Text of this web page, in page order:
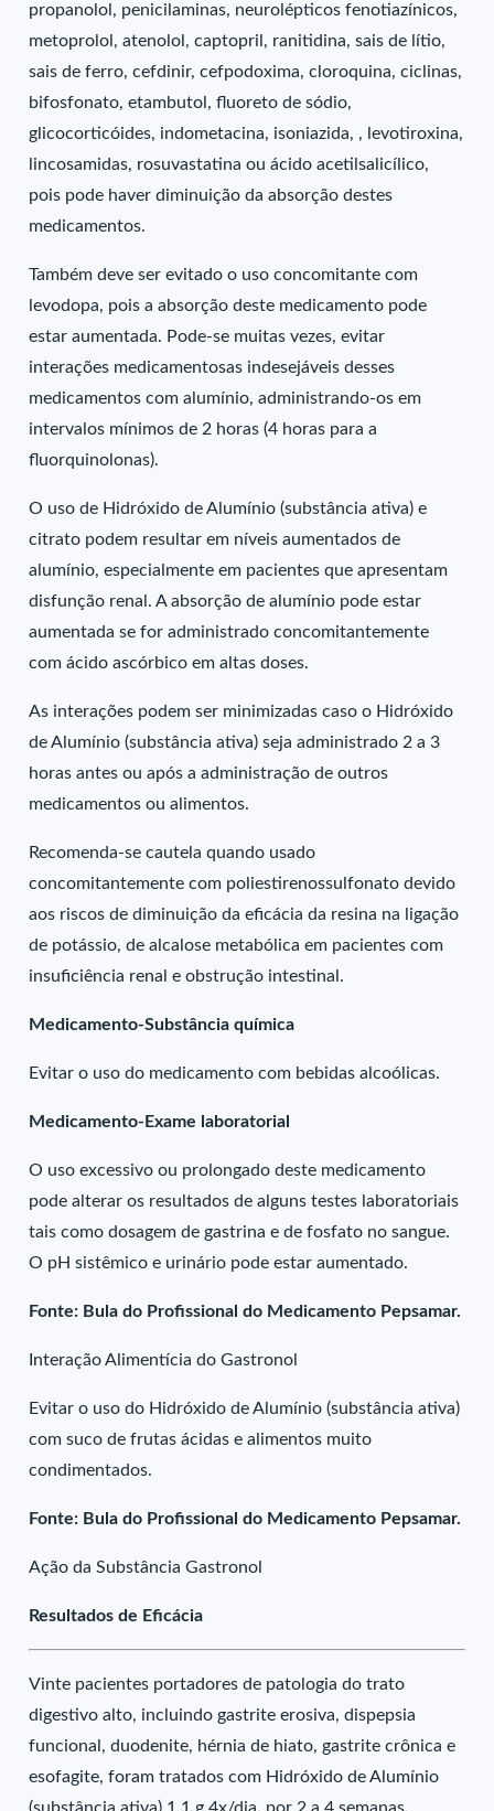
propanolol, penicilaminas, neurolépticos fenotiazínicos,
metoprolol, atenolol, captopril, ranitidina, sais de lítio,
sais de ferro, cefdinir, cefpodoxima, cloroquina, ciclinas,
bifosfonato, etambutol, fluoreto de sódio,
glicocorticóides, indometacina, isoniazida, , levotiroxina,
lincosamidas, rosuvastatina ou ácido acetilsalicílico,
pois pode haver diminuição da absorção destes
medicamentos.
Também deve ser evitado o uso concomitante com
levodopa, pois a absorção deste medicamento pode
estar aumentada. Pode-se muitas vezes, evitar
interações medicamentosas indesejáveis desses
medicamentos com alumínio, administrando-os em
intervalos mínimos de 2 horas (4 horas para a
fluorquinolonas).
O uso de Hidróxido de Alumínio (substância ativa) e
citrato podem resultar em níveis aumentados de
alumínio, especialmente em pacientes que apresentam
disfunção renal. A absorção de alumínio pode estar
aumentada se for administrado concomitantemente
com ácido ascórbico em altas doses.
As interações podem ser minimizadas caso o Hidróxido
de Alumínio (substância ativa) seja administrado 2 a 3
horas antes ou após a administração de outros
medicamentos ou alimentos.
Recomenda-se cautela quando usado
concomitantemente com poliestirenossulfonato devido
aos riscos de diminuição da eficácia da resina na ligação
de potássio, de alcalose metabólica em pacientes com
insuficiência renal e obstrução intestinal.
Medicamento-Substância química
Evitar o uso do medicamento com bebidas alcoólicas.
Medicamento-Exame laboratorial
O uso excessivo ou prolongado deste medicamento
pode alterar os resultados de alguns testes laboratoriais
tais como dosagem de gastrina e de fosfato no sangue.
O pH sistêmico e urinário pode estar aumentado.
Fonte: Bula do Profissional do Medicamento Pepsamar.
Interação Alimentícia do Gastronol
Evitar o uso do Hidróxido de Alumínio (substância ativa)
com suco de frutas ácidas e alimentos muito
condimentados.
Fonte: Bula do Profissional do Medicamento Pepsamar.
Ação da Substância Gastronol
Resultados de Eficácia
Vinte pacientes portadores de patologia do trato
digestivo alto, incluindo gastrite erosiva, dispepsia
funcional, duodenite, hérnia de hiato, gastrite crônica e
esofagite, foram tratados com Hidróxido de Alumínio